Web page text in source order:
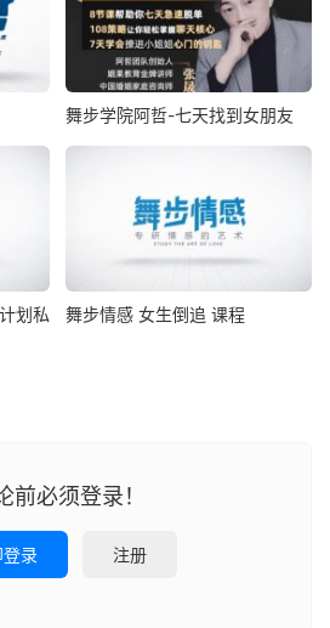
舞步学院阿哲-七天找到女朋友
划私
舞步情感 女生倒追 课程
前必须登录！
登录 注册